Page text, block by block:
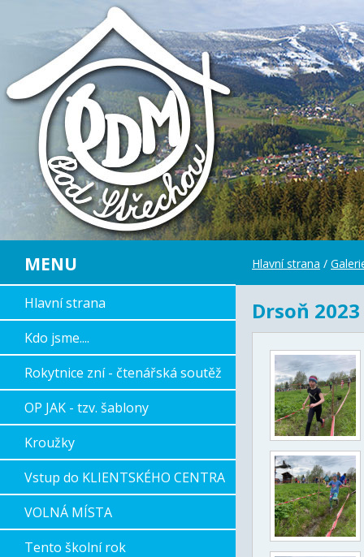
MENU
Hlavní strana
Kdo jsme....
Rokytnice zní - čtenářská soutěž
OP JAK - tzv. šablony
Kroužky
Vstup do KLIENTSKÉHO CENTRA
VOLNÁ MÍSTA
Tento školní rok
Hlavní strana /
Drsoň